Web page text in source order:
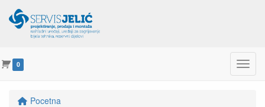
0 Menu
Pocetna